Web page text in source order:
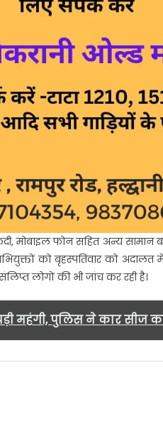
मोबाइल फोन सहित अन्य सामान
को बृहस्पतिवार को
लोगों की भी जांच कर रही है।
महंगी, पुलिस ने कार सीज